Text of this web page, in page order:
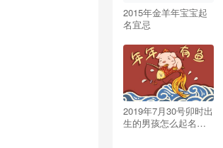
2015年金羊年宝宝起
名宜忌
2019年7月30号卯时出
生的男孩怎么起名字